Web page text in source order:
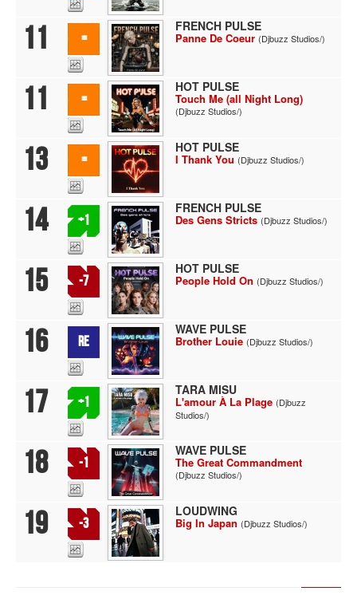
11 =
FRENCH PULSE
Panne De Coeur (Djbuzz Studios/)
11 =
HOT PULSE
Touch Me (all Night Long)
(Djbuzz Studios/)
13 =
HOT PULSE
I Thank You (Djbuzz Studios/)
14 +1
FRENCH PULSE
Des Gens Stricts (Djbuzz Studios/)
15 -7
HOT PULSE
People Hold On (Djbuzz Studios/)
16 RE
WAVE PULSE
Brother Louie (Djbuzz Studios/)
17 +1
TARA MISU
L'amour À La Plage (Djbuzz
Studios/)
18 -1
WAVE PULSE
The Great Commandment
(Djbuzz Studios/)
19 -3
LOUDWING
Big In Japan (Djbuzz Studios/)